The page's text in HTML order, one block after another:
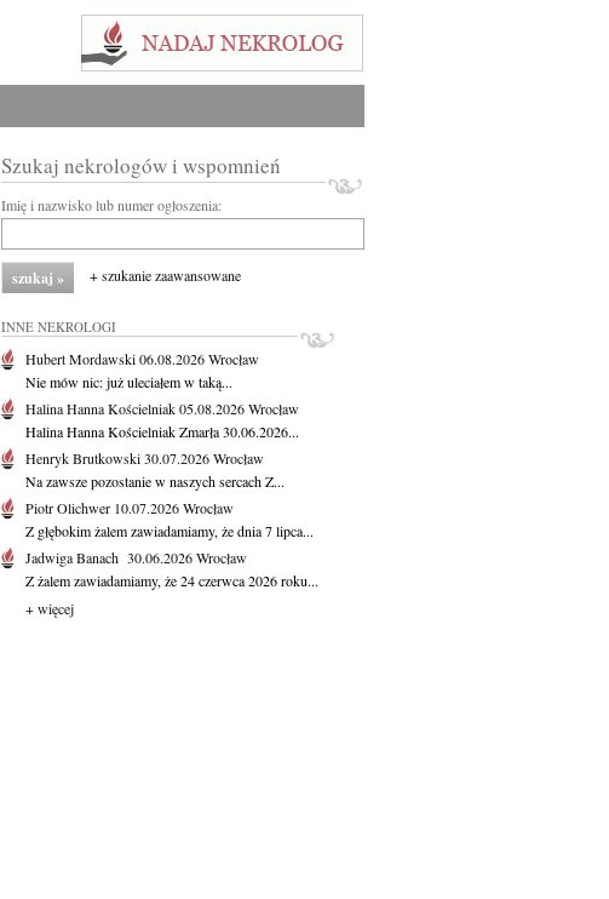
Szukaj nekrologów i wspomnień
Imię i nazwisko lub numer ogłoszenia:
+ szukanie zaawansowane
INNE NEKROLOGI
Hubert Mordawski06.08.2026Wrocław
Nie mów nic: już uleciałem w taką...
Halina Hanna Kościelniak05.08.2026Wrocław
Halina Hanna Kościelniak Zmarła 30.06.2026...
Henryk Brutkowski30.07.2026Wrocław
Na zawsze pozostanie w naszych sercach Z...
Piotr Olichwer 10.07.2026Wrocław
Z głębokim żalem zawiadamiamy, że dnia 7 lipca...
Jadwiga Banach 30.06.2026Wrocław
Z żalem zawiadamiamy, że 24 czerwca 2026 roku...
+ więcej